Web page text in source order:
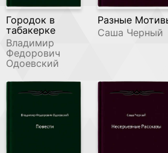
Городок в
табакерке
Владимир
Федорович
Одоевский
Разные
Саша Черный